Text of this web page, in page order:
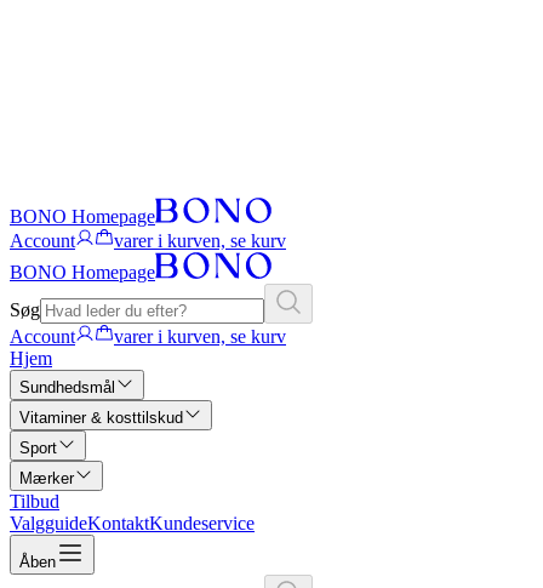
BONO Homepage
Account
varer i kurven, se kurv
BONO Homepage
Søg
Account
varer i kurven, se kurv
Hjem
Sundhedsmål
Vitaminer & kosttilskud
Sport
Mærker
Tilbud
ValgguideKontaktKundeservice
Åben